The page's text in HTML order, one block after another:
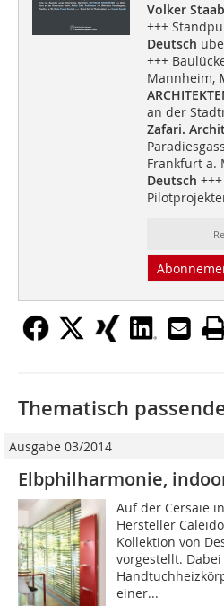
Volker Staab
+++
Deutsch
+++
Mannheim,
an der
Zafari.
Frankfurt a.
Deutsch
Thematisch
Ausgabe 03/2014
Elbphilharmonie,
Auf der Cersaie
Hersteller
Kollektion von
vorgestellt.
einer...